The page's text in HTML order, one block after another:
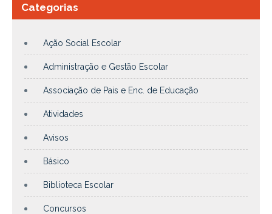
Categorias
Ação Social Escolar
Administração e Gestão Escolar
Associação de Pais e Enc. de Educação
Atividades
Avisos
Básico
Biblioteca Escolar
Concursos